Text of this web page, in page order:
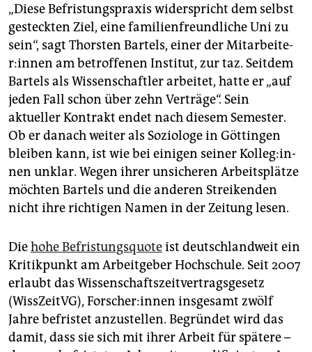
„Diese Befristungspraxis widerspricht dem selbst
gesteckten Ziel, eine familienfreundliche Uni zu
sein“, sagt Thorsten Bartels, einer der Mit­ar­bei­te­
r:in­nen am betroffenen Institut, zur taz. Seitdem
Bartels als Wissenschaftler arbeitet, hatte er „auf
jeden Fall schon über zehn Verträge“. Sein
aktueller Kontrakt endet nach diesem Semester.
Ob er danach weiter als Soziologe in Göttingen
bleiben kann, ist wie bei einigen seiner Kol­le­g:in­
nen unklar. Wegen ihrer unsicheren Arbeitsplätze
möchten Bartels und die anderen Streikenden
nicht ihre richtigen Namen in der Zeitung lesen.
Diehohe Befristungsquoteist deutschlandweit ein
Kritikpunkt am Arbeitgeber Hochschule. Seit 2007
erlaubt das Wissenschaftszeitvertragsgesetz
(WissZeitVG), For­sche­r:in­nen insgesamt zwölf
Jahre befristet anzustellen. Begründet wird das
damit, dass sie sich mit ihrer Arbeit für spätere –